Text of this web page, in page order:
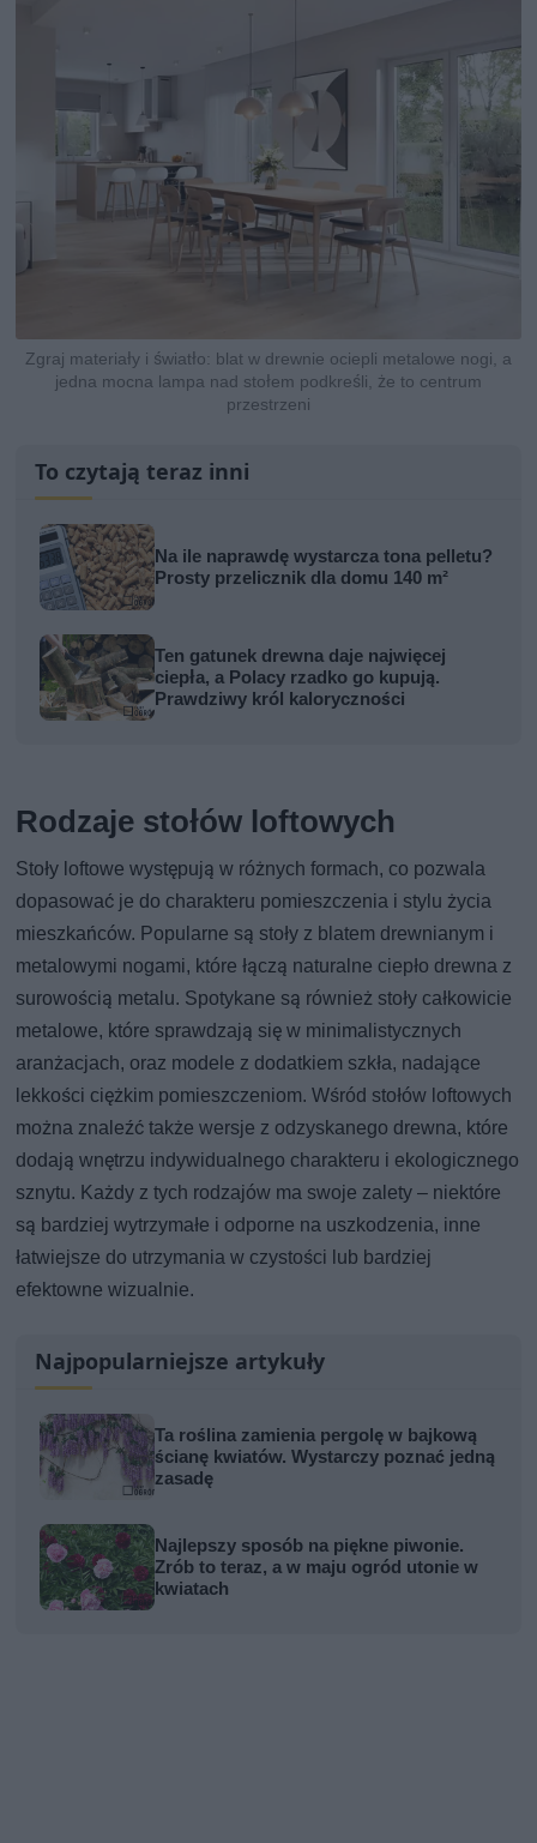
Zgraj materiały i światło: blat w drewnie ociepli metalowe nogi, a
jedna mocna lampa nad stołem podkreśli, że to centrum
przestrzeni
To czytają teraz inni
Na ile naprawdę wystarcza tona pelletu?
Prosty przelicznik dla domu 140 m²
Ten gatunek drewna daje najwięcej
ciepła, a Polacy rzadko go kupują.
Prawdziwy król kaloryczności
Rodzaje stołów loftowych
Stoły loftowe występują w różnych formach, co pozwala
dopasować je do charakteru pomieszczenia i stylu życia
mieszkańców. Popularne są stoły z blatem drewnianym i
metalowymi nogami, które łączą naturalne ciepło drewna z
surowością metalu. Spotykane są również stoły całkowicie
metalowe, które sprawdzają się w minimalistycznych
aranżacjach, oraz modele z dodatkiem szkła, nadające
lekkości ciężkim pomieszczeniom. Wśród stołów loftowych
można znaleźć także wersje z odzyskanego drewna, które
dodają wnętrzu indywidualnego charakteru i ekologicznego
sznytu. Każdy z tych rodzajów ma swoje zalety – niektóre
są bardziej wytrzymałe i odporne na uszkodzenia, inne
łatwiejsze do utrzymania w czystości lub bardziej
efektowne wizualnie.
Najpopularniejsze artykuły
Ta roślina zamienia pergolę w bajkową
ścianę kwiatów. Wystarczy poznać jedną
zasadę
Najlepszy sposób na piękne piwonie.
Zrób to teraz, a w maju ogród utonie w
kwiatach